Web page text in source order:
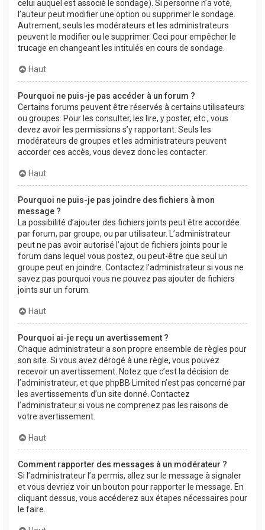
celui auquel est associé le sondage). Si personne n’a voté,
l’auteur peut modifier une option ou supprimer le sondage.
Autrement, seuls les modérateurs et les administrateurs
peuvent le modifier ou le supprimer. Ceci pour empêcher le
trucage en changeant les intitulés en cours de sondage.
Haut
Pourquoi ne puis-je pas accéder à un forum ?
Certains forums peuvent être réservés à certains utilisateurs
ou groupes. Pour les consulter, les lire, y poster, etc., vous
devez avoir les permissions s’y rapportant. Seuls les
modérateurs de groupes et les administrateurs peuvent
accorder ces accès, vous devez donc les contacter.
Haut
Pourquoi ne puis-je pas joindre des fichiers à mon
message ?
La possibilité d’ajouter des fichiers joints peut être accordée
par forum, par groupe, ou par utilisateur. L’administrateur
peut ne pas avoir autorisé l’ajout de fichiers joints pour le
forum dans lequel vous postez, ou peut-être que seul un
groupe peut en joindre. Contactez l’administrateur si vous ne
savez pas pourquoi vous ne pouvez pas ajouter de fichiers
joints sur un forum.
Haut
Pourquoi ai-je reçu un avertissement ?
Chaque administrateur a son propre ensemble de règles pour
son site. Si vous avez dérogé à une règle, vous pouvez
recevoir un avertissement. Notez que c’est la décision de
l’administrateur, et que phpBB Limited n’est pas concerné par
les avertissements d’un site donné. Contactez
l’administrateur si vous ne comprenez pas les raisons de
votre avertissement.
Haut
Comment rapporter des messages à un modérateur ?
Si l’administrateur l’a permis, allez sur le message à signaler
et vous devriez voir un bouton pour rapporter le message. En
cliquant dessus, vous accéderez aux étapes nécessaires pour
le faire.